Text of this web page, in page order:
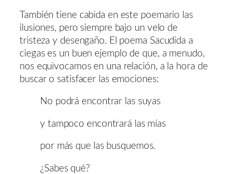
También tiene cabida en este poemario las
ilusiones, pero siempre bajo un velo de
tristeza y desengaño. El poema Sacudida a
ciegas es un buen ejemplo de que, a menudo,
nos equivocamos en una relación, a la hora de
buscar o satisfacer las emociones:
No podrá encontrar las suyas
y tampoco encontrará las mías
por más que las busquemos.
¿Sabes qué?